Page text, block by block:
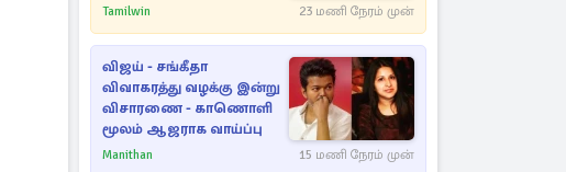
Tamilwin 23 மணி நேரம் முன்
விஜய் - சங்கீதா
விவாகரத்து வழக்கு இன்று
விசாரணை - காணொளி
மூலம் ஆஜராக வாய்ப்பு
Manithan 15 மணி நேரம் முன்